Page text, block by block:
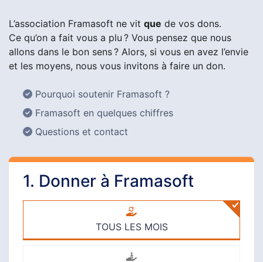
L’association Framasoft ne vit que de vos dons.
Ce qu’on a fait vous a plu ? Vous pensez que nous
allons dans le bon sens ? Alors, si vous en avez l’envie
et les moyens, nous vous invitons à faire un don.
Pourquoi soutenir Framasoft ?
Framasoft en quelques chiffres
Questions et contact
1. Donner à Framasoft
TOUS LES MOIS